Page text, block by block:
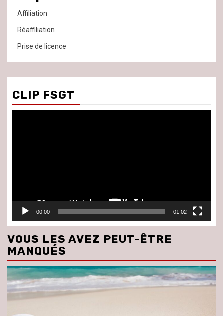
Affiliation
Réaffiliation
Prise de licence
CLIP FSGT
00:00 01:02
VOUS LES AVEZ PEUT-ÊTRE
MANQUÉS